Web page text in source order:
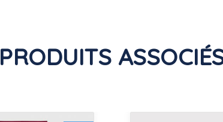
PRODUITS